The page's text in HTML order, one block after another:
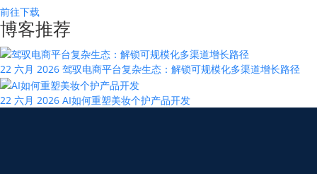
前往下载
博客推荐
22 六月 2026 驾驭电商平台复杂生态：解锁可规模化多渠道增长路径
22 六月 2026 AI如何重塑美妆个护产品开发